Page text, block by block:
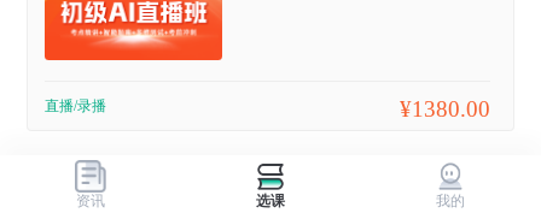
直播/录播 ¥1380.00
资讯 选课 我的